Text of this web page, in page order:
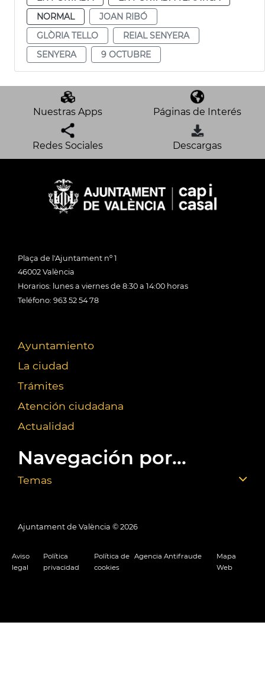
NORMAL
JOAN RIBÓ
GLÒRIA TELLO
REIAL SENYERA
SENYERA
9 OCTUBRE
Nuestras Apps Páginas de Interés
Redes Sociales Descargas
Plaça de l'Ajuntament nº 1
46002 València
Horarios: lunes a viernes de 8:30 a 14:00 horas
Teléfono: 963 52 54 78
Ayuntamiento
La ciudad
Trámites
Atención ciudadana
Actualidad
Navegación por...
Temas
Ajuntament de València © 2026
Aviso
legal
Política
privacidad
Política de
cookies
Agencia Antifraude
Mapa
Web